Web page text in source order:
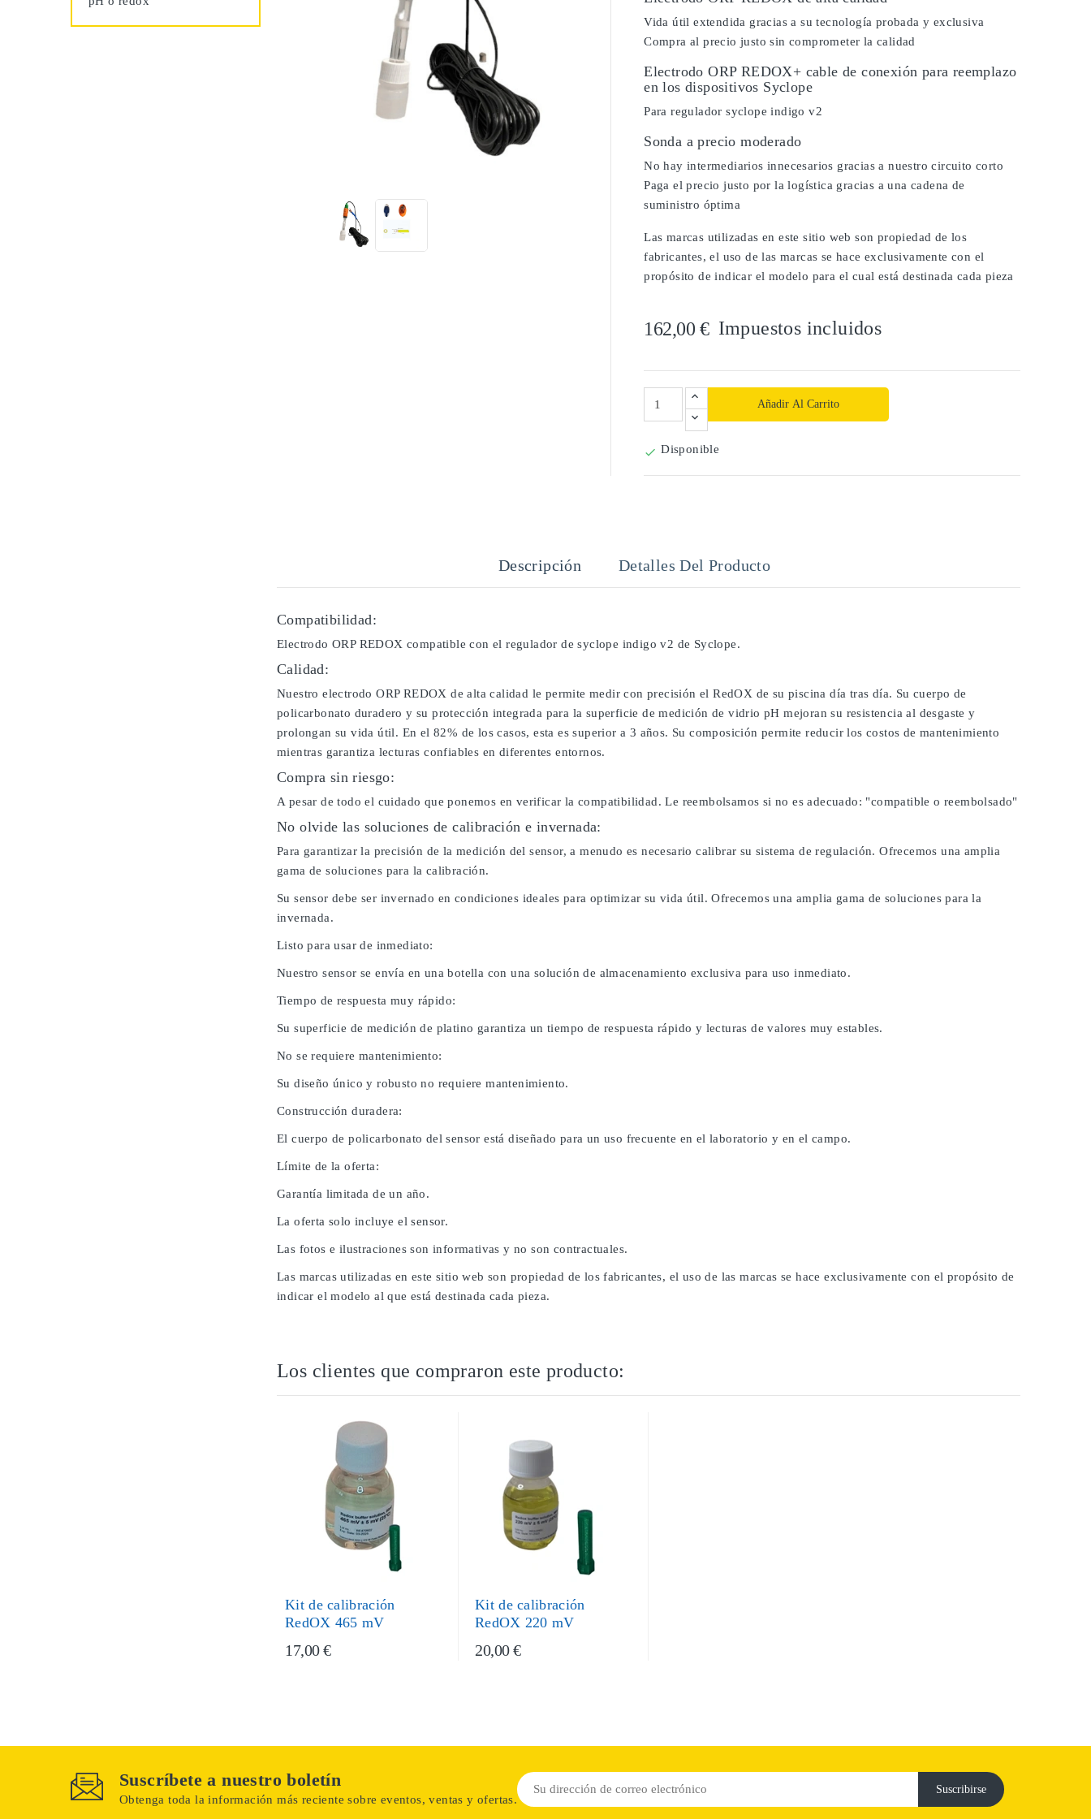
Vida útil extendida gracias a su tecnología probada y exclusiva
Compra al precio justo sin comprometer la calidad
Electrodo ORP REDOX+ cable de conexión para reemplazo
en los dispositivos Syclope
Para regulador syclope indigo v2
Sonda a precio moderado
No hay intermediarios innecesarios gracias a nuestro circuito corto
Paga el precio justo por la logística gracias a una cadena de
suministro óptima
Las marcas utilizadas en este sitio web son propiedad de los
fabricantes, el uso de las marcas se hace exclusivamente con el
propósito de indicar el modelo para el cual está destinada cada pieza
162,00 € Impuestos incluidos
Añadir Al Carrito
 Disponible
Descripción Detalles Del Producto
Compatibilidad:
Electrodo ORP REDOX compatible con el regulador de syclope indigo v2 de Syclope.
Calidad:
Nuestro electrodo ORP REDOX de alta calidad le permite medir con precisión el RedOX de su piscina día tras día. Su cuerpo de
policarbonato duradero y su protección integrada para la superficie de medición de vidrio pH mejoran su resistencia al desgaste y
prolongan su vida útil. En el 82% de los casos, esta es superior a 3 años. Su composición permite reducir los costos de mantenimiento
mientras garantiza lecturas confiables en diferentes entornos.
Compra sin riesgo:
A pesar de todo el cuidado que ponemos en verificar la compatibilidad. Le reembolsamos si no es adecuado: "compatible o reembolsado"
No olvide las soluciones de calibración e invernada:
Para garantizar la precisión de la medición del sensor, a menudo es necesario calibrar su sistema de regulación. Ofrecemos una amplia
gama de soluciones para la calibración.
Su sensor debe ser invernado en condiciones ideales para optimizar su vida útil. Ofrecemos una amplia gama de soluciones para la
invernada.
Listo para usar de inmediato:
Nuestro sensor se envía en una botella con una solución de almacenamiento exclusiva para uso inmediato.
Tiempo de respuesta muy rápido:
Su superficie de medición de platino garantiza un tiempo de respuesta rápido y lecturas de valores muy estables.
No se requiere mantenimiento:
Su diseño único y robusto no requiere mantenimiento.
Construcción duradera:
El cuerpo de policarbonato del sensor está diseñado para un uso frecuente en el laboratorio y en el campo.
Límite de la oferta:
Garantía limitada de un año.
La oferta solo incluye el sensor.
Las fotos e ilustraciones son informativas y no son contractuales.
Las marcas utilizadas en este sitio web son propiedad de los fabricantes, el uso de las marcas se hace exclusivamente con el propósito de
indicar el modelo al que está destinada cada pieza.
Los clientes que compraron este producto:
Kit de calibración
RedOX 465 mV
17,00 €
Kit de calibración
RedOX 220 mV
20,00 €
Suscríbete a nuestro boletín
Obtenga toda la información más reciente sobre eventos, ventas y ofertas.